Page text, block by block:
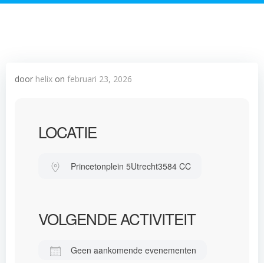
door helix on februari 23, 2026
LOCATIE
Princetonplein 5Utrecht3584 CC
VOLGENDE ACTIVITEIT
Geen aankomende evenementen